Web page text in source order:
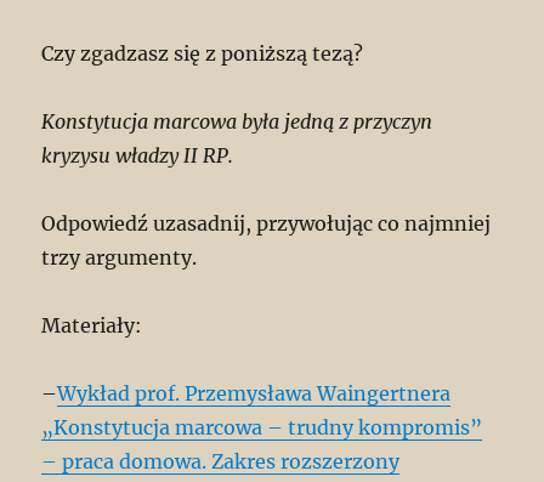
Czy zgadzasz się z poniższą tezą?
Konstytucja marcowa była jedną z przyczyn
kryzysu władzy II RP.
Odpowiedź uzasadnij, przywołując co najmniej
trzy argumenty.
Materiały:
–Wykład prof. Przemysława Waingertnera
„Konstytucja marcowa – trudny kompromis”
– praca domowa. Zakres rozszerzony